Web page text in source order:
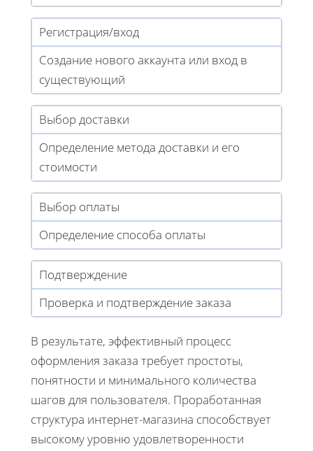
Регистрация/вход
Создание нового аккаунта или вход в
существующий
Выбор доставки
Определение метода доставки и его
стоимости
Выбор оплаты
Определение способа оплаты
Подтверждение
Проверка и подтверждение заказа
В результате, эффективный процесс
оформления заказа требует простоты,
понятности и минимального количества
шагов для пользователя. Проработанная
структура интернет-магазина способствует
высокому уровню удовлетворенности